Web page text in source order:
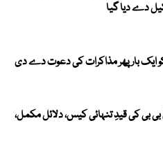
دے دیا گیا
ایک بارپھر مذاکرات کی دعوت دے دی
بی بی کی قیدِ تنہائی کیس، دلائل مکمل،